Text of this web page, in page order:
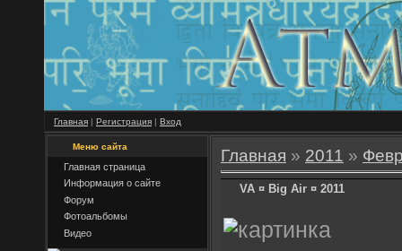
Главная | Регистрация | Вход
Меню сайта
Главная страница
Информация о сайте
Форум
Фотоальбомы
Видео
Главная » 2011 »
VA ¤ Big Air ¤ 2011